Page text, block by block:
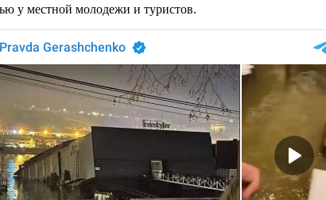
у местной молодежи и туристов.